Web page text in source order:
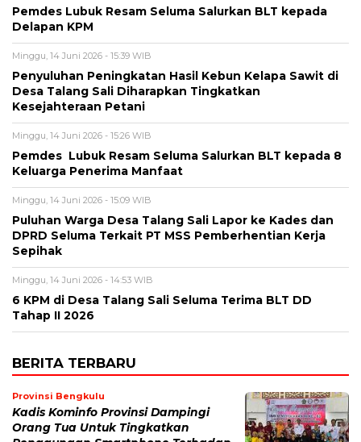
Pemdes Lubuk Resam Seluma Salurkan BLT kepada
Delapan KPM
Minggu, 14 Juni 2026 - 15:39 WIB
Penyuluhan Peningkatan Hasil Kebun Kelapa Sawit di
Desa Talang Sali Diharapkan Tingkatkan
Kesejahteraan Petani
Minggu, 14 Juni 2026 - 15:26 WIB
Pemdes Lubuk Resam Seluma Salurkan BLT kepada 8
Keluarga Penerima Manfaat
Minggu, 14 Juni 2026 - 15:09 WIB
Puluhan Warga Desa Talang Sali Lapor ke Kades dan
DPRD Seluma Terkait PT MSS Pemberhentian Kerja
Sepihak
Minggu, 14 Juni 2026 - 14:53 WIB
6 KPM di Desa Talang Sali Seluma Terima BLT DD
Tahap II 2026
BERITA TERBARU
Provinsi Bengkulu
Kadis Kominfo Provinsi Dampingi
Orang Tua Untuk Tingkatkan